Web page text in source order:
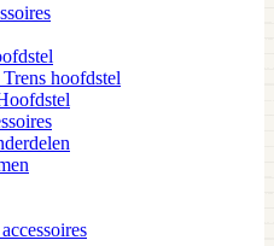
hoofdstel